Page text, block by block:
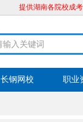
提供湖南各院校成
长钢网校 职业